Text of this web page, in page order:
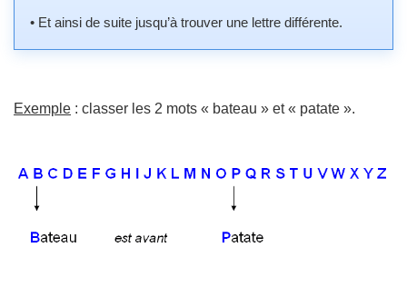
• Et ainsi de suite jusqu’à trouver une lettre différente.
Exemple : classer les 2 mots « bateau » et « patate ».